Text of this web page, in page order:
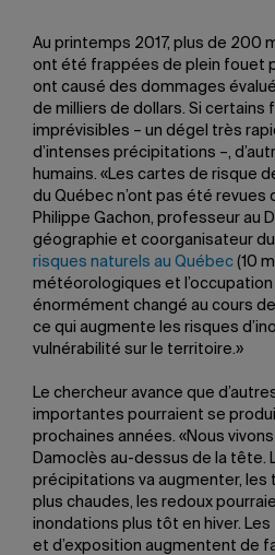
Au printemps 2017, plus de 200
ont été frappées de plein fouet
ont causé des dommages
de milliers de dollars. Si certains
imprévisibles – un dégel très
d’intenses précipitations –,
humains. «Les cartes de risque
du Québec n’ont pas été revues
Philippe Gachon, professeur au
géographie et coorganisateur du
risques naturels au Québec (10
météorologiques et
énormément changé au cours
ce qui augmente les risques
vulnérabilité sur le territoire.»
Le chercheur avance que
importantes pourraient se
prochaines années. «Nous
Damoclès au-dessus de la tête.
précipitations va augmenter,
plus chaudes, les redoux
inondations plus tôt en hiver.
et d’exposition augmentent de